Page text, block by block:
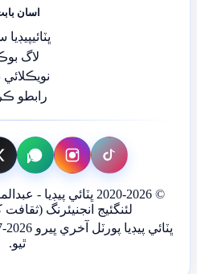
اسان
لاگ
نويڪلائي
رابطو
© 2020-2026 ڀٽائي
لئنگئيج انجنيئرنگ
ٿيو.